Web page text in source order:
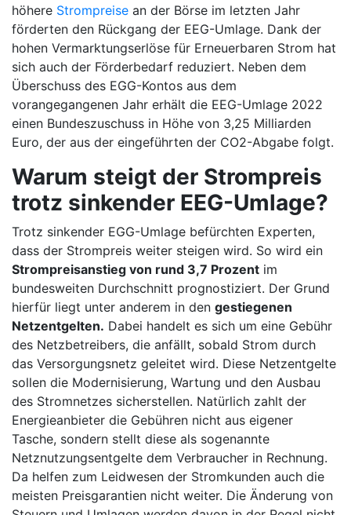
höhere Strompreise an der Börse im letzten Jahr
förderten den Rückgang der EEG-Umlage. Dank der
hohen Vermarktungserlöse für Erneuerbaren Strom hat
sich auch der Förderbedarf reduziert. Neben dem
Überschuss des EGG-Kontos aus dem
vorangegangenen Jahr erhält die EEG-Umlage 2022
einen Bundeszuschuss in Höhe von 3,25 Milliarden
Euro, der aus der eingeführten der CO2-Abgabe folgt.
Warum steigt der Strompreis
trotz sinkender EEG-Umlage?
Trotz sinkender EGG-Umlage befürchten Experten,
dass der Strompreis weiter steigen wird. So wird ein
Strompreisanstieg von rund 3,7 Prozent im
bundesweiten Durchschnitt prognostiziert. Der Grund
hierfür liegt unter anderem in den gestiegenen
Netzentgelten. Dabei handelt es sich um eine Gebühr
des Netzbetreibers, die anfällt, sobald Strom durch
das Versorgungsnetz geleitet wird. Diese Netzentgelte
sollen die Modernisierung, Wartung und den Ausbau
des Stromnetzes sicherstellen. Natürlich zahlt der
Energieanbieter die Gebühren nicht aus eigener
Tasche, sondern stellt diese als sogenannte
Netznutzungsentgelte dem Verbraucher in Rechnung.
Da helfen zum Leidwesen der Stromkunden auch die
meisten Preisgarantien nicht weiter. Die Änderung von